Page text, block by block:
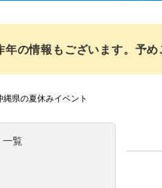
の情報もございます。予め
県の夏休みイベント
覧